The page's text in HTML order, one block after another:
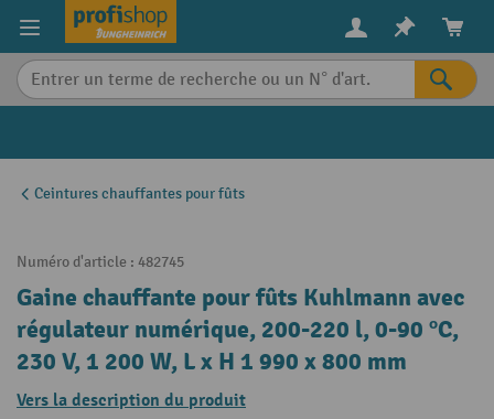
content
Ceintures chauffantes pour fûts
Numéro d'article : 482745
Gaine chauffante pour fûts Kuhlmann avec
régulateur numérique, 200-220 l, 0-90 ºC,
230 V, 1 200 W, L x H 1 990 x 800 mm
Vers la description du produit